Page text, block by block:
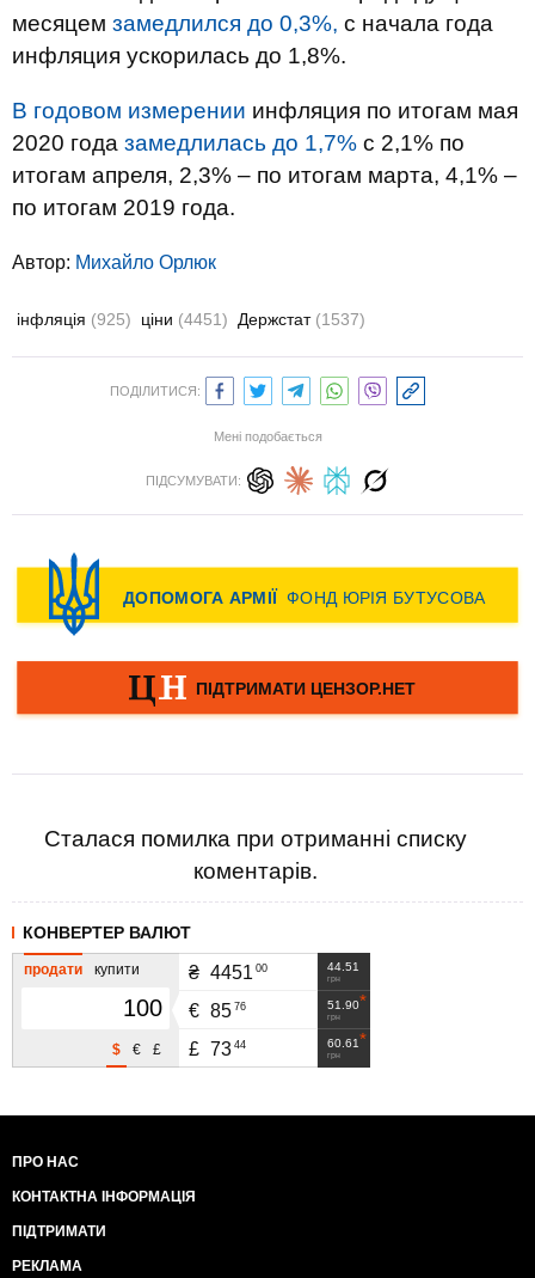
месяцем замедлился до 0,3%, с начала года
инфляция ускорилась до 1,8%.
В годовом измерении инфляция по итогам мая
2020 года замедлилась до 1,7% с 2,1% по
итогам апреля, 2,3% – по итогам марта, 4,1% –
по итогам 2019 года.
Автор: Михайло Орлюк
інфляція (925) ціни (4451) Держстат (1537)
ПОДІЛИТИСЯ:
Мені подобається
ПІДСУМУВАТИ:
Сталася помилка при отриманні списку
коментарів.
КОНВЕРТЕР ВАЛЮТ
продати купити
£
€
$
44.51
грн
₴ 4451 00
51.90
грн
€ 85 76
60.61
грн
£ 73 44
ПРО НАС
КОНТАКТНА ІНФОРМАЦІЯ
ПІДТРИМАТИ
РЕКЛАМА